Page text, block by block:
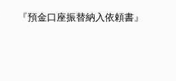
預金口座振替納入依頼書』